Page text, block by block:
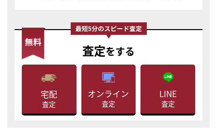
査定をする
宅配
査定
オンライン
査定
LINE
査定